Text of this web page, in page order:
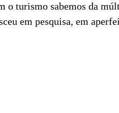
o turismo sabemos da
em pesquisa, em